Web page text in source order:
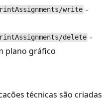
write -
delete -
plano gráfico
técnicas são criadas